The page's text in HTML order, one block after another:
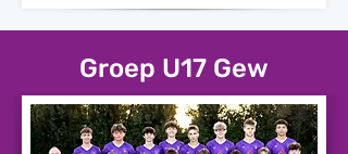
Groep U17 Gew